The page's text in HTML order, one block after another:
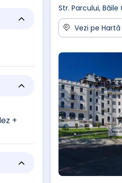
+
Str. Parcului,
Vezi pe Hartă